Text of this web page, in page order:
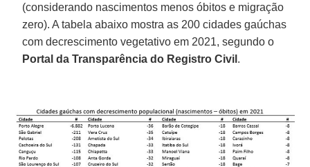
(considerando nascimentos menos óbitos e migração
zero). A tabela abaixo mostra as 200 cidades gaúchas
com decrescimento vegetativo em 2021, segundo o
Portal da Transparência do Registro Civil .